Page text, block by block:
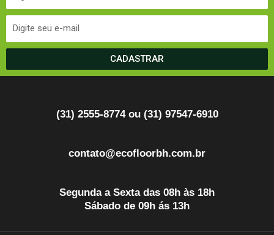
CADASTRAR
(31) 2555-8774 ou (31) 97547-6910
contato@ecofloorbh.com.br
Segunda a Sexta das 08h às 18h
Sábado de 09h ás 13h